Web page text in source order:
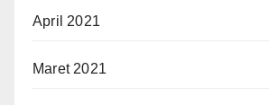
April 2021
Maret 2021